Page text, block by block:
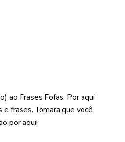
ao Frases Fofas. Por aqui
frases. Tomara que você
por aqui!